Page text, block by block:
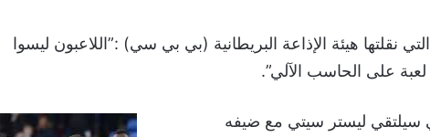
نقلتها هيئة الإذاعة البريطانية (بي بي سي) :”اللاعبون ليسوا
لعبة على الحاسب الآلي”.
ليستر سيتي مع ضيفه